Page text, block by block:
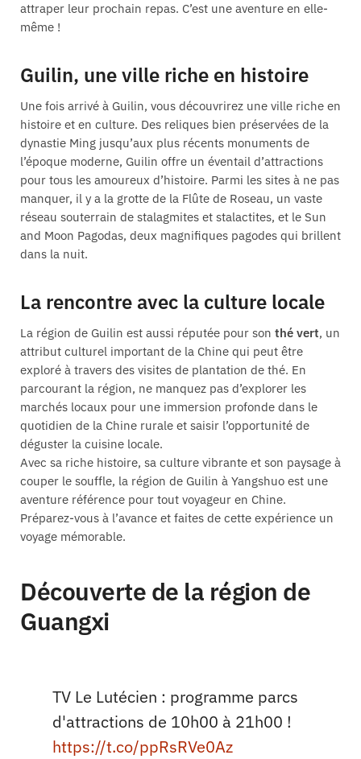
attraper leur prochain repas. C’est une aventure en elle-
même !
Guilin, une ville riche en histoire
Une fois arrivé à Guilin, vous découvrirez une ville riche en
histoire et en culture. Des reliques bien préservées de la
dynastie Ming jusqu’aux plus récents monuments de
l’époque moderne, Guilin offre un éventail d’attractions
pour tous les amoureux d’histoire. Parmi les sites à ne pas
manquer, il y a la grotte de la Flûte de Roseau, un vaste
réseau souterrain de stalagmites et stalactites, et le Sun
and Moon Pagodas, deux magnifiques pagodes qui brillent
dans la nuit.
La rencontre avec la culture locale
La région de Guilin est aussi réputée pour son thé vert, un
attribut culturel important de la Chine qui peut être
exploré à travers des visites de plantation de thé. En
parcourant la région, ne manquez pas d’explorer les
marchés locaux pour une immersion profonde dans le
quotidien de la Chine rurale et saisir l’opportunité de
déguster la cuisine locale.
Avec sa riche histoire, sa culture vibrante et son paysage à
couper le souffle, la région de Guilin à Yangshuo est une
aventure référence pour tout voyageur en Chine.
Préparez-vous à l’avance et faites de cette expérience un
voyage mémorable.
Découverte de la région de
Guangxi
TV Le Lutécien : programme parcs
d'attractions de 10h00 à 21h00 !
https://t.co/ppRsRVe0Az